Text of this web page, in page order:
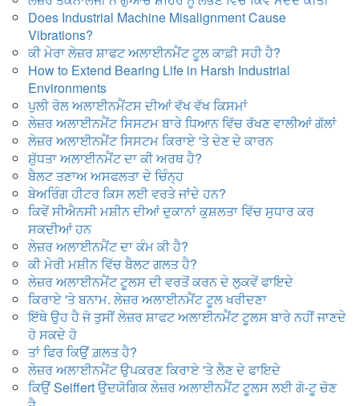
Does Industrial Machine Misalignment Cause
Vibrations?
ਕੀ ਮੇਰਾ ਲੇਜ਼ਰ ਸ਼ਾਫਟ ਅਲਾਈਨਮੈਂਟ ਟੂਲ ਕਾਫ਼ੀ ਸਹੀ ਹੈ?
How to Extend Bearing Life in Harsh Industrial
Environments
ਪੁਲੀ ਰੋਲ ਅਲਾਈਨਮੈਂਟਸ ਦੀਆਂ ਵੱਖ ਵੱਖ ਕਿਸਮਾਂ
ਲੇਜ਼ਰ ਅਲਾਈਨਮੈਂਟ ਸਿਸਟਮ ਬਾਰੇ ਧਿਆਨ ਵਿੱਚ ਰੱਖਣ ਵਾਲੀਆਂ ਗੱਲਾਂ
ਲੇਜ਼ਰ ਅਲਾਈਨਮੈਂਟ ਸਿਸਟਮ ਕਿਰਾਏ 'ਤੇ ਦੇਣ ਦੇ ਕਾਰਨ
ਸ਼ੁੱਧਤਾ ਅਲਾਈਨਮੈਂਟ ਦਾ ਕੀ ਅਰਥ ਹੈ?
ਬੈਲਟ ਤਣਾਅ ਅਸਫਲਤਾ ਦੇ ਚਿੰਨ੍ਹ
ਬੇਅਰਿੰਗ ਹੀਟਰ ਕਿਸ ਲਈ ਵਰਤੇ ਜਾਂਦੇ ਹਨ?
ਕਿਵੇਂ ਸੀਐਨਸੀ ਮਸ਼ੀਨ ਦੀਆਂ ਦੁਕਾਨਾਂ ਕੁਸ਼ਲਤਾ ਵਿੱਚ ਸੁਧਾਰ ਕਰ
ਸਕਦੀਆਂ ਹਨ
ਲੇਜ਼ਰ ਅਲਾਈਨਮੈਂਟ ਦਾ ਕੰਮ ਕੀ ਹੈ?
ਕੀ ਮੇਰੀ ਮਸ਼ੀਨ ਵਿੱਚ ਬੈਲਟ ਗਲਤ ਹੈ?
ਲੇਜ਼ਰ ਅਲਾਈਨਮੈਂਟ ਟੂਲਸ ਦੀ ਵਰਤੋਂ ਕਰਨ ਦੇ ਲੁਕਵੇਂ ਫਾਇਦੇ
ਕਿਰਾਏ 'ਤੇ ਬਨਾਮ. ਲੇਜ਼ਰ ਅਲਾਈਨਮੈਂਟ ਟੂਲ ਖਰੀਦਣਾ
ਇੱਥੇ ਉਹ ਹੈ ਜੋ ਤੁਸੀਂ ਲੇਜ਼ਰ ਸ਼ਾਫਟ ਅਲਾਈਨਮੈਂਟ ਟੂਲਸ ਬਾਰੇ ਨਹੀਂ ਜਾਣਦੇ
ਹੋ ਸਕਦੇ ਹੋ
ਤਾਂ ਫਿਰ ਕਿਉਂ ਗ਼ਲਤ ਹੈ?
ਲੇਜ਼ਰ ਅਲਾਈਨਮੈਂਟ ਉਪਕਰਣ ਕਿਰਾਏ 'ਤੇ ਲੈਣ ਦੇ ਫਾਇਦੇ
ਕਿਉਂ Seiffert ਉਦਯੋਗਿਕ ਲੇਜ਼ਰ ਅਲਾਈਨਮੈਂਟ ਟੂਲਸ ਲਈ ਗੋ-ਟੂ ਚੋਣ